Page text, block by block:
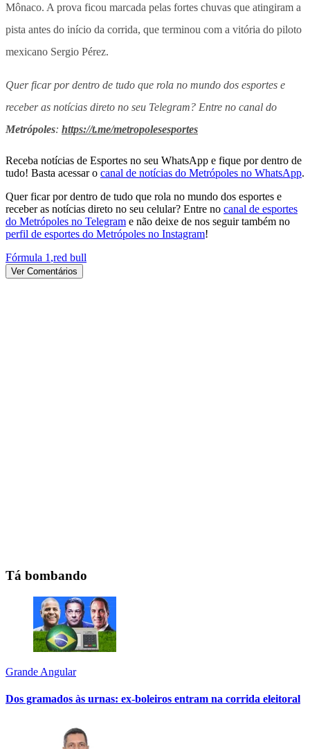
Mônaco. A prova ficou marcada pelas fortes chuvas que atingiram a
pista antes do início da corrida, que terminou com a vitória do piloto
mexicano Sergio Pérez.
Quer ficar por dentro de tudo que rola no mundo dos esportes e
receber as notícias direto no seu Telegram? Entre no canal do
Metrópoles: https://t.me/metropolesesportes
Receba notícias de Esportes no seu WhatsApp e fique por dentro de
tudo! Basta acessar o canal de notícias do Metrópoles no WhatsApp.
Quer ficar por dentro de tudo que rola no mundo dos esportes e
receber as notícias direto no seu celular? Entre no canal de esportes
do Metrópoles no Telegram e não deixe de nos seguir também no
perfil de esportes do Metrópoles no Instagram!
Fórmula 1 ,red bull
Ver Comentários
Tá bombando
Grande Angular
Dos gramados às urnas: ex-boleiros entram na corrida eleitoral